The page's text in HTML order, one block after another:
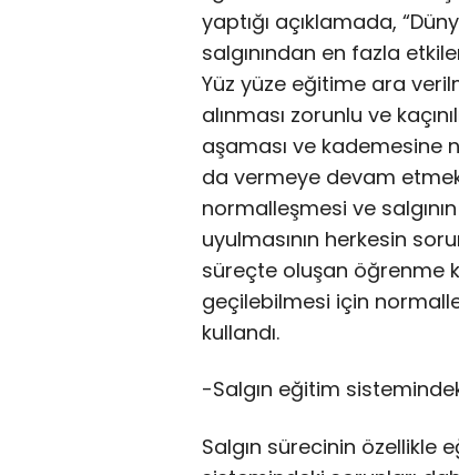
yaptığı açıklamada,
salgınından en fazla
Yüz yüze eğitime ara
alınması zorunlu ve
aşaması ve kademesine
da vermeye devam
normalleşmesi ve
uyulmasının herkesin
süreçte oluşan öğrenme
geçilebilmesi için
kullandı.
-Salgın eğitim
Salgın sürecinin özellikle